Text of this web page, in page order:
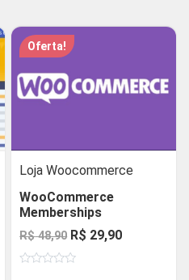
R$ 48,90.
R$ 29,90.
Oferta!
Loja Woocommerce
WooCommerce
Memberships
R$48,90 O
preço
R$ 29,90O